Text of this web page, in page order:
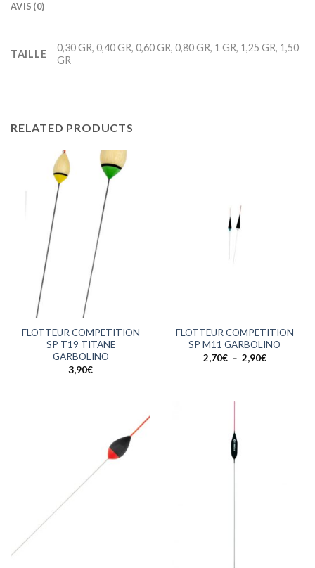
AVIS (0)
TAILLE
0,30 GR, 0,40 GR, 0,60 GR, 0,80 GR, 1 GR, 1,25 GR, 1,50
GR
RELATED PRODUCTS
FLOTTEUR COMPETITION
SP T19 TITANE
GARBOLINO
3,90€
FLOTTEUR COMPETITION
SP M11 GARBOLINO
2,70€ – 2,90€Plage